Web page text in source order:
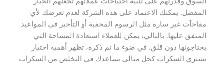
المفضل. يمكنك الاعتماد على هذه الشركة لعدم تعرضك لأي
مفاجآت غير سارة مثل الرسوم المخفية أو التأخير في المواعيد
المتفق عليها. بالتالي، يمكن للعملاء استعادة المساحة التي
يحتاجونها دون قلق. في ضوء ما تم ذكره، تظهر أهمية اختيار
نشتري السكراب كحل مثالي يساعدك في التخلص من السكراب